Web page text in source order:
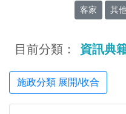
客家 其
目前分類： 資訊典
施政分類 展開/收合